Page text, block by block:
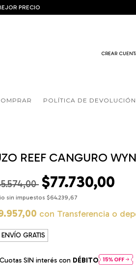
PRECIO
CREAR
POLÍTICA DE DEVOLUCIÓN
REEF CANGURO
$77.730,00
sin impuestos$64.239,67
con Transferencia o
ENVÍO GRATIS
Cuotas SIN interés con DÉBITO